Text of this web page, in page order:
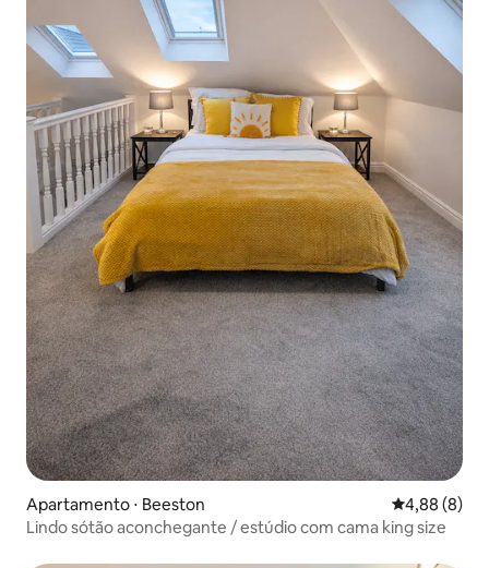
Apartamento ⋅ Beeston 4,88 de uma
4,88 (8)
Lindo sótão aconchegante / estúdio com cama king size